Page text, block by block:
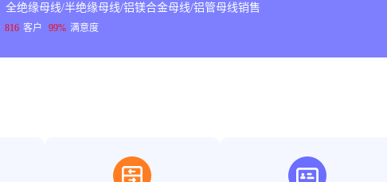
全绝缘母线/半绝缘母线/铝镁合金母线/铝管母线销售
816 客户 99% 满意度